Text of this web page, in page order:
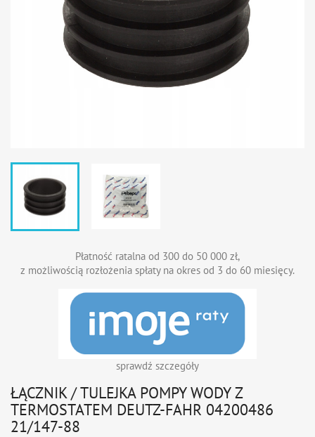
Płatność ratalna od 300 do 50 000 zł,
z możliwością rozłożenia spłaty na okres od 3 do 60 miesięcy.
sprawdź szczegóły
ŁĄCZNIK / TULEJKA POMPY WODY Z
TERMOSTATEM DEUTZ-FAHR 04200486
21/147-88